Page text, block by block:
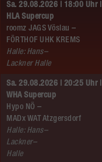
Sa. 29.08.2026 | 18:00 Uhr |
HLA Supercup
roomz JAGS Vöslau –
FÖRTHOF UHK KREMS
Halle: Hans–
Lackner Halle
Sa. 29.08.2026 | 20:25 Uhr |
WHA Supercup
Hypo NÖ –
MADx WAT Atzgersdorf
Halle: Hans–
Lackner–
Halle